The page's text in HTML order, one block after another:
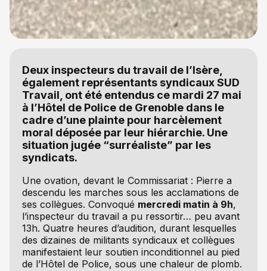
Deux inspecteurs du travail de l’Isère,
également représentants syndicaux SUD
Travail, ont été entendus ce mardi 27 mai
à l’Hôtel de Police de Grenoble dans le
cadre d’une plainte pour harcèlement
moral déposée par leur hiérarchie. Une
situation jugée “surréaliste” par les
syndicats.
Une ovation, devant le Commissariat : Pierre a
descendu les marches sous les acclamations de
ses collègues. Convoqué mercredi matin à 9h,
l’inspecteur du travail a pu ressortir… peu avant
13h. Quatre heures d’audition, durant lesquelles
des dizaines de militants syndicaux et collègues
manifestaient leur soutien inconditionnel au pied
de l’Hôtel de Police, sous une chaleur de plomb.